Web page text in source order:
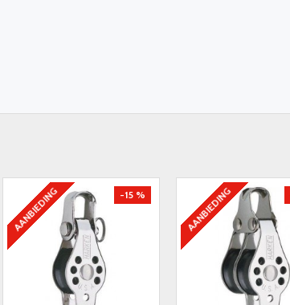
AANBIEDING -15 % AANBIEDING